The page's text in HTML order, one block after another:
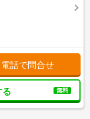
電話で問合せ
る 無料